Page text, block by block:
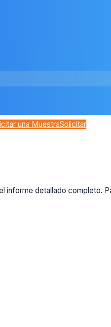
una MuestraSolicitar
detallado completo.